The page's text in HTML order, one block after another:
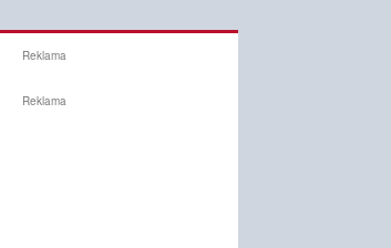
Reklama
Reklama